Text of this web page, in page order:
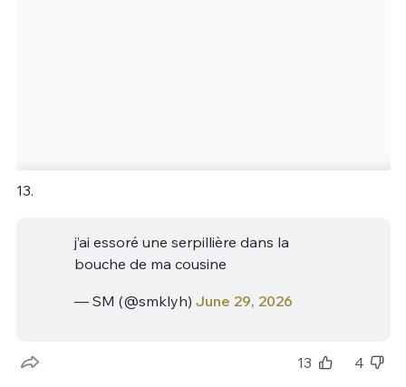
13.
j’ai essoré une serpillière dans la
bouche de ma cousine
— SM (@smklyh) June 29, 2026
13 4